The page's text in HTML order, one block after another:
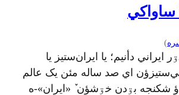
)
دأنیم؛ یا ایران‌ستیز یا
اي صد ساله مئن یک عالم
ؤ شکنجه بۊدن خۊشؤن ٚ «ایران»-ه